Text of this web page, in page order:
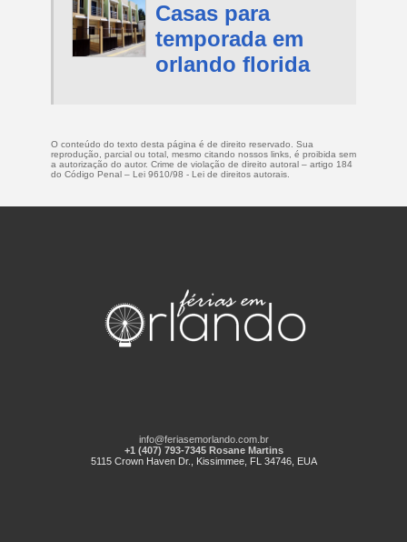
Casas para
temporada em
orlando florida
O conteúdo do texto desta página é de direito reservado. Sua
reprodução, parcial ou total, mesmo citando nossos links, é proibida sem
a autorização do autor. Crime de violação de direito autoral – artigo 184
do Código Penal – Lei 9610/98 - Lei de direitos autorais
info@feriasemorlando.com.br
+1 (407) 793-7345 Rosane Martins
5115 Crown Haven Dr., Kissimmee, FL 34746, EUA